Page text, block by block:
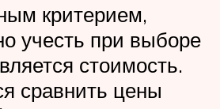
критерием,
учесть при выборе
стоимость.
сравнить цены